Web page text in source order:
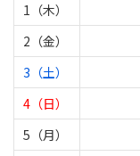
1（木）
2（金）
3（土）
4（日）
5（月）